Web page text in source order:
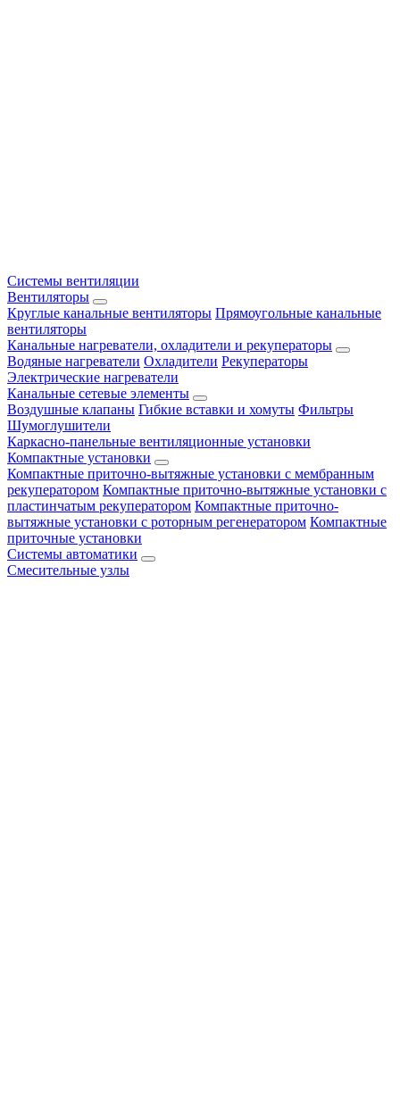
Системы вентиляции
Вентиляторы
Круглые канальные вентиляторы Прямоугольные канальные
вентиляторы
Канальные нагреватели, охладители и рекуператоры
Водяные нагреватели Охладители Рекуператоры
Электрические нагреватели
Канальные сетевые элементы
Воздушные клапаны Гибкие вставки и хомуты Фильтры
Шумоглушители
Каркасно-панельные вентиляционные установки
Компактные установки
Компактные приточно-вытяжные установки с мембранным
рекуператором Компактные приточно-вытяжные установки с
пластинчатым рекуператором Компактные приточно-
вытяжные установки с роторным регенератором Компактные
приточные установки
Системы автоматики
Смесительные узлы